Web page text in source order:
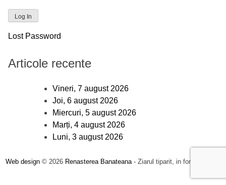
Lost Password
Articole recente
Vineri, 7 august 2026
Joi, 6 august 2026
Miercuri, 5 august 2026
Marți, 4 august 2026
Luni, 3 august 2026
Web design© 2026 Renasterea Banateana- Ziarul tiparit, in format online